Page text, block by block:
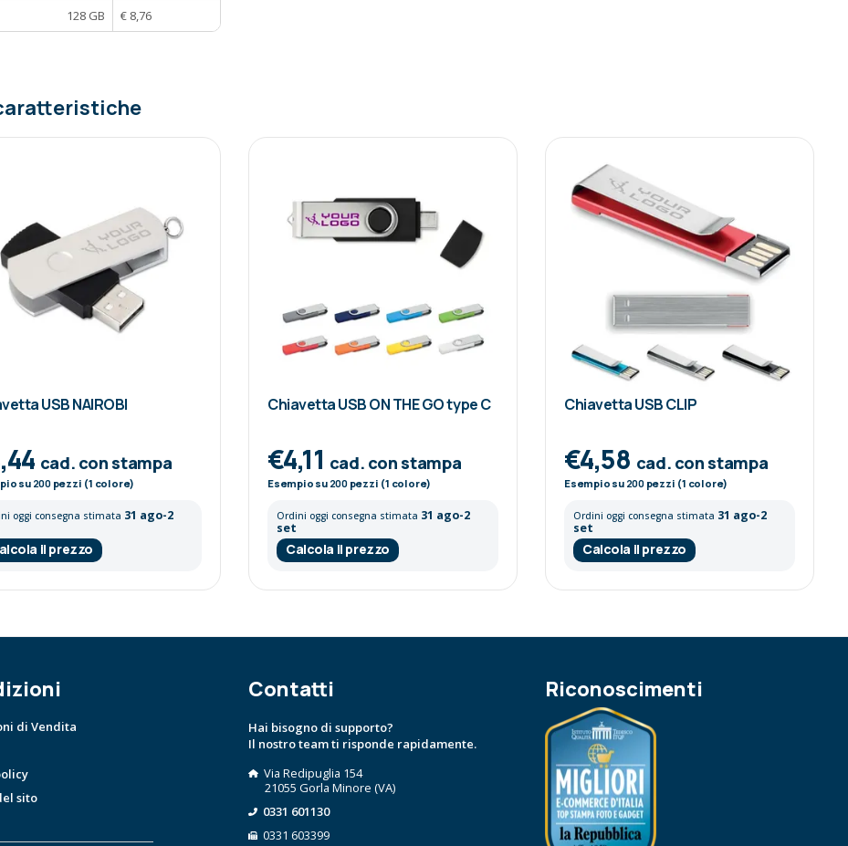
128 GB € 8,76
USB NAIROBI
cad. con stampa
su 200pezzi (1 colore)
oggi consegna stimata 31 ago-2
il prezzo
Chiavetta USB ON THE GO type C
€4,11 cad. con stampa
Esempio su 200pezzi (1 colore)
Ordini oggi consegna stimata 31 ago-2
set
Calcola il prezzo
Chiavetta USB CLIP
€4,58 cad. con stampa
Esempio su 200pezzi (1 colore)
Ordini oggi consegna stimata 31 ago-2
set
Calcola il prezzo
di Vendita
sito
Contatti
Hai bisogno di supporto?
Il nostro team ti risponde rapidamente.
Via Redipuglia 154
21055 Gorla Minore (VA)
0331 601130
0331 603399
Riconoscimenti